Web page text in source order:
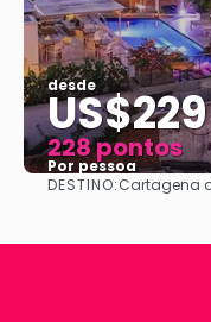
desde
US$229
228 pontos
Por pessoa
DESTINO:Cartagena